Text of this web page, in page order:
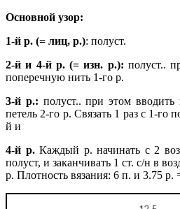
Основной узор:
1-й р. (= лиц, р.): полуст.
2-й и 4-й р. (= изн. р.): полуст..
поперечную нить 1-го р.
3-й р.: полуст.. при этом
петель 2-го р. Связать 1 раз с 1-го
й и
4-й р.Каждый р. начинать с 2
полуст, и заканчивать 1 ст. с/н в
р. Плотность вязания: 6 п. и 3.75 р.